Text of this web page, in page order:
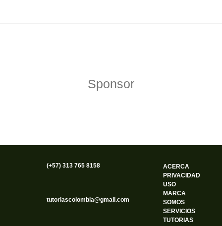
Sponsor
(+57) 313 765 8158
tutoriascolombia@gmail.com
ACERCA
PRIVACIDAD
USO
MARCA
SOMOS
SERVICIOS
TUTORIAS